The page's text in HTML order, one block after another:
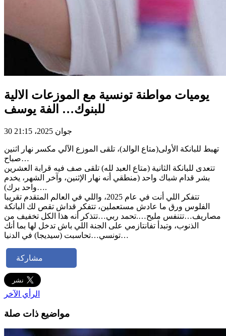
يوميات مواطنة تونسية مع الموزعات الالية
للبنوك… الفة يوسف
30 جوان 2025، 21:15
تهبط للبانكة الأولى(متاع الوالد)، تلقى الموزع الآلي مكسر نهار اثنين
صباح…
تتعدى للبانكة الثانية (متاع العبد لله) تلقى صف فيه قرابة العشرين
بشر قدام شباك واحد (منطقي أنه نهار الإثنين، وآخر الشهر، يخدم
واحد برك)….
تتفكر اللي أنت في عام 2025، واللي في العالم المتقدم تقريبا
الفلوس ورق ما عادش مستعملين، تتفكر قداش تقص لك البانكة
مصاريف…تتنفس مليح….تحمد ربي…تتذكر أنه هذا الكل تخفيف من
الذنوب، وتبدأ تفانتازمي على الجنة اللي باش تدخل لها بما أنك
تونسي…تحاسبت (سيديجا) في الدنيا…
مشاركة
الرأي الآخر
مواضيع ذات صلة